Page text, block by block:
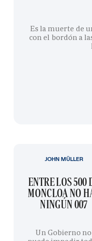
Es la muerte de
con el bordón a
ENTRE LOS 500
MONCLOA NO
NINGÚN 007
Un Gobierno no
JOHN MÜLLER